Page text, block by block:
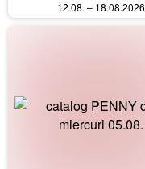
12.08. – 18.08.2026